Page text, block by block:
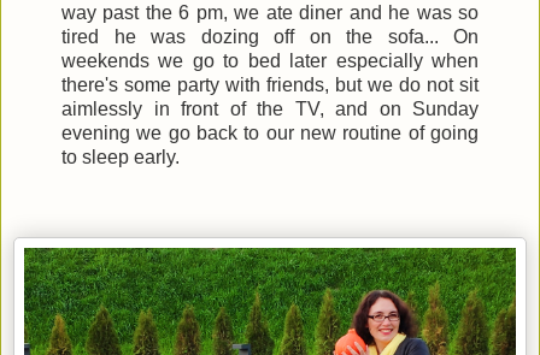
way past the 6 pm, we ate diner and he was so
tired he was dozing off on the sofa... On
weekends we go to bed later especially when
there's some party with friends, but we do not sit
aimlessly in front of the TV, and on Sunday
evening we go back to our new routine of going
to sleep early.